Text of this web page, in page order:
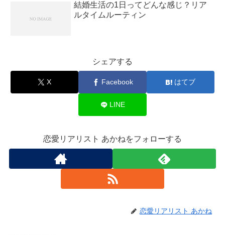
結婚生活の1日ってどんな感じ？リア
ルタイムルーティン
シェアする
X Facebook はてブ
LINE
恋愛リアリスト あかねをフォローする
恋愛リアリスト あかね